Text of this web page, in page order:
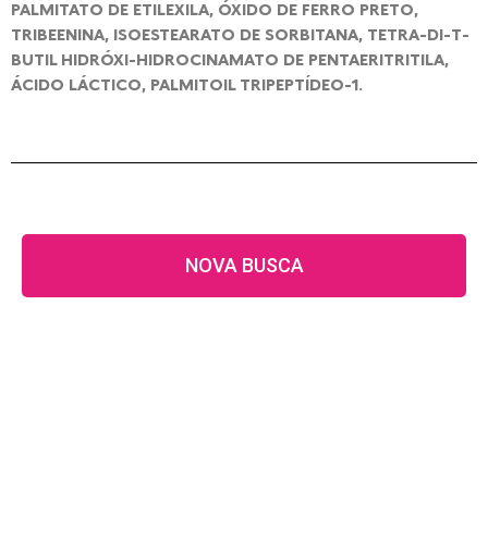
PALMITATO DE ETILEXILA, ÓXIDO DE FERRO PRETO,
TRIBEENINA, ISOESTEARATO DE SORBITANA, TETRA-DI-T-
BUTIL HIDRÓXI-HIDROCINAMATO DE PENTAERITRITILA,
ÁCIDO LÁCTICO, PALMITOIL TRIPEPTÍDEO-1.
NOVA BUSCA